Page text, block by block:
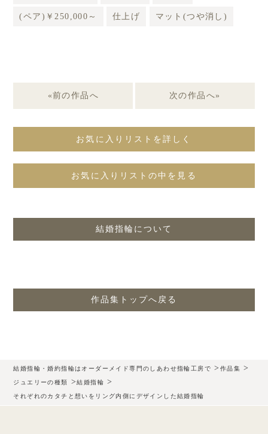
(ペア)￥250,000～ 仕上げ マット(つや消し)
«前の作品へ 次の作品へ»
お気に入りリストを詳しく
お気に入りリストの中を見る
結婚指輪について
作品集トップへ戻る
結婚指輪・婚約指輪はオーダーメイド専門のしあわせ指輪工房で > 作品集 >
ジュエリーの種類 >結婚指輪 >
それぞれのカタチと想いをリング内側にデザインした結婚指輪